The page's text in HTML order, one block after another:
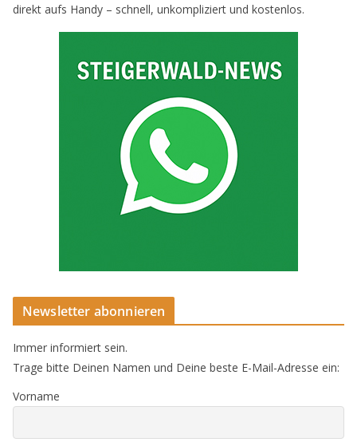
direkt aufs Handy – schnell, unkompliziert und kostenlos.
Newsletter abonnieren
Immer informiert sein.
Trage bitte Deinen Namen und Deine beste E-Mail-Adresse ein:
Vorname